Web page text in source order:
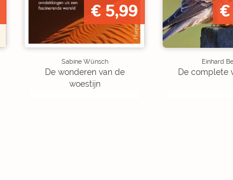
€ 5,99
Sabine Wünsch
De wonderen van de
woestijn
Einhard
De complete